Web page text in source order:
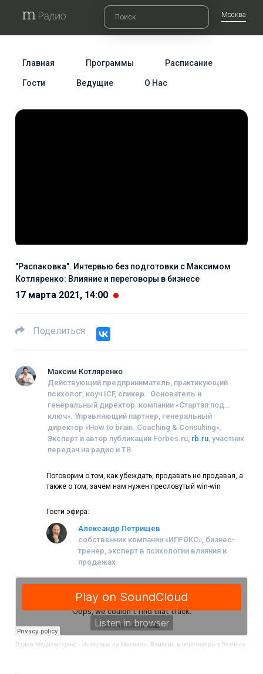
Москва
Главная Программы Расписание
Гости Ведущие О Нас
"Распаковка". Интервью без подготовки с Максимом
Котляренко: Влияние и переговоры в бизнесе
17 марта 2021, 14:00
Поделиться
Максим Котляренко
Действующий предприниматель, практикующий
психолог, коуч ICF, спикер. Основатель и
генеральный директор компании «Стартап под
ключ». Управляющий партнер, генеральный
директор «How to brain. Coaching & Consulting».
Эксперт и автор публикаций Forbes.ru, rb.ru, участник
передач на радио и ТВ.
Поговорим о том, как убеждать, продавать не продавая, а
также о том, зачем нам нужен пресловутый win-win
Гости эфира:
Александр Петрищев
собственник компании «ИГРОКС», бизнес-
тренер, эксперт в психологии влияния и
продажах
Радио Медиаметрикс · Интервью на Миллион. Влияние и переговоры в бизнесе